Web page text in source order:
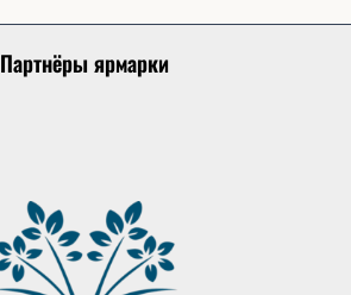
Партнёры ярмарки